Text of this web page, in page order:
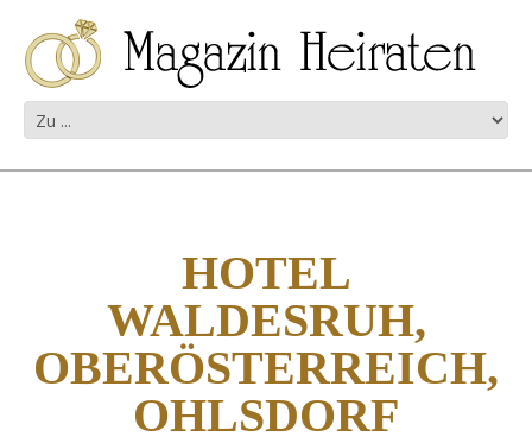
HOTEL
WALDESRUH,
OBERÖSTERREICH,
OHLSDORF